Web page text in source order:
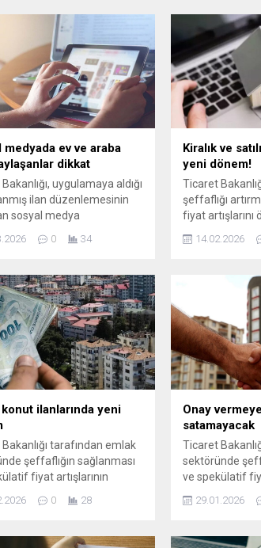
medyada ev ve araba
dikkat
uygulamaya aldığı
ilan düzenlemesinin
sosyal medya
yayımlanan
ve taşıt ilanlarını da
ilanlara ilişkin gerekli
uygulanıyor.
0 34
Kiralık ve
yeni dönem!
Ticaret
şeffaflığı
fiyat artışlarını
hayata
Doğrulama
itibarıyla
14.02.2026
konut ilanlarında yeni
tarafından emlak
şeffaflığın sağlanması
fiyat artışlarının
konutların ardından
da kapsayacak.
0 28
Onay
satamayacak
Ticaret
sektöründe
ve spekülatif
Elektronik İlan
şubat ayından
29.01.2026
Gazze’de 300
Raporu